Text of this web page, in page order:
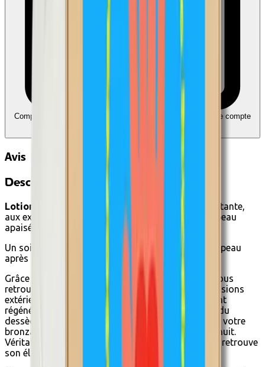
Compatible avec Ecochèques et Chèques-cadeaux
Liez votre compte
Avis
Description
Lotion après-soleil certifiée Bio & Vegan
hydratante,
aux extraits de camomille et de thé vert pour une peau
apaisée, hydratée et régénérée.
Un soin après soleil pour détendre et calmer votre peau
après un moment d'exposition au soleil.
Grâce à la lotion après-soleil certifiée bio UVBIO vous
retrouvez une peau hydratée et protégée des agressions
extérieures. Cette
lotion onctueuse
est un excellent
régénérateur pour la peau, elle protège également du
dessèchement cutané et permet ainsi de prolonger votre
bronzage ! A utiliser en soin de jour ou en soin de nuit.
Véritable soin hydratant, votre peau est apaisée et retrouve
son élasticité.